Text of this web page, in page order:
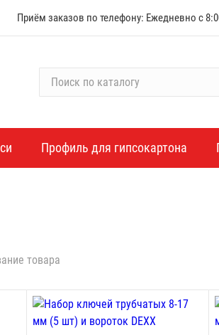
Приём заказов по телефону: Ежедневно с
с
к
л
г
Профиль для гипсокартона
товара